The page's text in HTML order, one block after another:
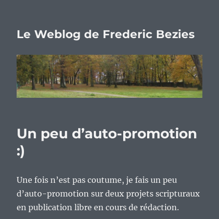
Le Weblog de Frederic Bezies
Un peu d’auto-promotion
:)
Une fois n’est pas coutume, je fais un peu
d’auto-promotion sur deux projets scripturaux
en publication libre en cours de rédaction.